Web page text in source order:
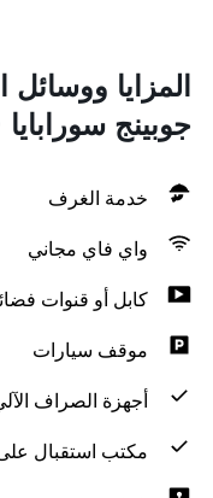
المزايا
جوبينج سورابايا
خدمة الغرف
واي فاي مجاني
كابل أو قنوات
موقف سيارات
أجهزة الصراف
مكتب استقبال على مدار